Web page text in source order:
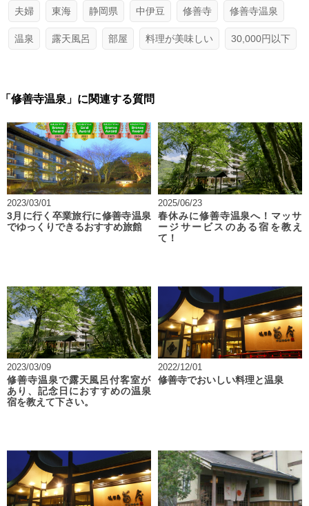
夫婦 東海 静岡県 中伊豆 修善寺 修善寺温泉
温泉 露天風呂 部屋 料理が美味しい 30,000円以下
「修善寺温泉」に関連する質問
2023/03/01
3月に行く卒業旅行に修善寺温泉
でゆっくりできるおすすめ旅館
2025/06/23
春休みに修善寺温泉へ！マッサ
ージサービスのある宿を教え
て！
2023/03/09
修善寺温泉で露天風呂付客室が
あり、記念日におすすめの温泉
宿を教えて下さい。
2022/12/01
修善寺でおいしい料理と温泉